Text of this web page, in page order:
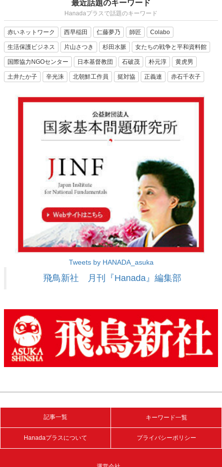
最近話題のキーワード
Hanadaプラスで話題のキーワード
赤いネットワーク 西早稲田 仁藤夢乃 師匠 Colabo
生活保護ビジネス 片山さつき 杉田水脈 女たちの戦争と平和資料館
国際協力NGOセンター 日本基督教団 石破茂 朴元淳 黄虎男
土井たか子 辛光洙 北朝鮮工作員 挺対協 正義連 赤石千衣子
Tweets by HANADA_asuka
飛鳥新社 月刊『Hanada』編集部
記事一覧 キーワード一覧
Hanadaプラスについて プライバシーポリシー